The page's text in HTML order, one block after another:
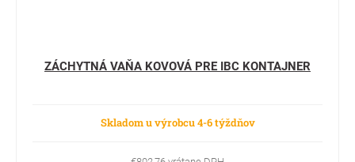
ZÁCHYTNÁ VAŇA KOVOVÁ PRE IBC KONTAJNER
Skladom u výrobcu 4-6 týždňov